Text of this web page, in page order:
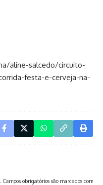
aline-salcedo/circuito-
festa-e-cerveja-na-
Campos obrigatórios são marcados com